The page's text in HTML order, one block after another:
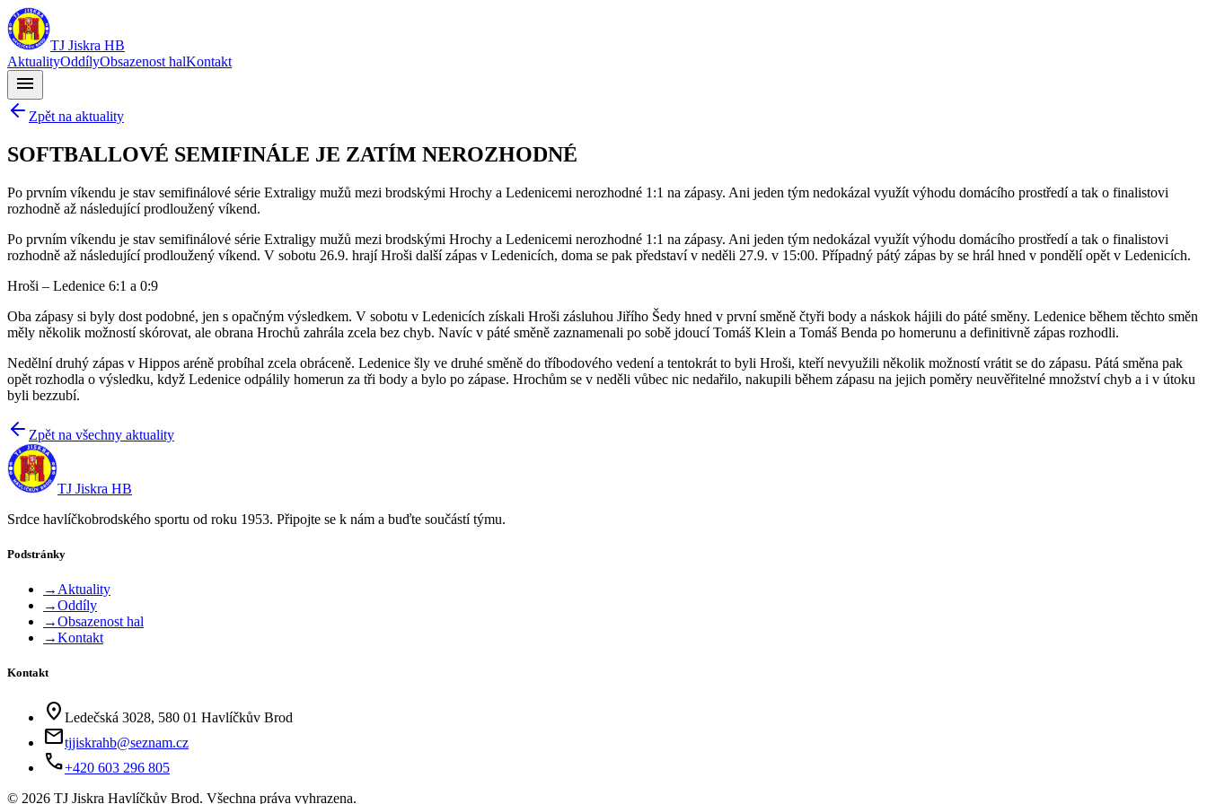
TJ Jiskra HB
AktualityOddílyObsazenost halKontakt
menu
Zpět na aktuality
SOFTBALLOVÉ SEMIFINÁLE JE ZATÍM NEROZHODNÉ
Po prvním víkendu je stav semifinálové série Extraligy mužů mezi brodskými Hrochy a Ledenicemi nerozhodné 1:1 na zápasy. Ani jeden tým nedokázal využít výhodu domácího prostředí a tak o finalistovi
rozhodně až následující prodloužený víkend.
Po prvním víkendu je stav semifinálové série Extraligy mužů mezi brodskými Hrochy a Ledenicemi nerozhodné 1:1 na zápasy. Ani jeden tým nedokázal využít výhodu domácího prostředí a tak o finalistovi
rozhodně až následující prodloužený víkend. V sobotu 26.9. hrají Hroši další zápas v Ledenicích, doma se pak představí v neděli 27.9. v 15:00. Případný pátý zápas by se hrál hned v pondělí opět v Ledenicích.
Hroši – Ledenice 6:1 a 0:9
Oba zápasy si byly dost podobné, jen s opačným výsledkem. V sobotu v Ledenicích získali Hroši zásluhou Jiřího Šedy hned v první směně čtyři body a náskok hájili do páté směny. Ledenice během těchto směn
měly několik možností skórovat, ale obrana Hrochů zahrála zcela bez chyb. Navíc v páté směně zaznamenali po sobě jdoucí Tomáš Klein a Tomáš Benda po homerunu a definitivně zápas rozhodli.
Nedělní druhý zápas v Hippos aréně probíhal zcela obráceně. Ledenice šly ve druhé směně do tříbodového vedení a tentokrát to byli Hroši, kteří nevyužili několik možností vrátit se do zápasu. Pátá směna pak
opět rozhodla o výsledku, když Ledenice odpálily homerun za tři body a bylo po zápase. Hrochům se v neděli vůbec nic nedařilo, nakupili během zápasu na jejich poměry neuvěřitelné množství chyb a i v útoku
byli bezzubí.
Zpět na všechny aktuality
TJ Jiskra HB
Srdce havlíčkobrodského sportu od roku 1953. Připojte se k nám a buďte součástí týmu.
Podstránky
→ Aktuality
→Oddíly
→Obsazenost hal
→Kontakt
Kontakt
location_on Ledečská 3028, 580 01 Havlíčkův Brod
mailtjjiskrahb@seznam.cz
phone+420 603 296 805
© 2026 TJ Jiskra Havlíčkův Brod. Všechna práva vyhrazena.